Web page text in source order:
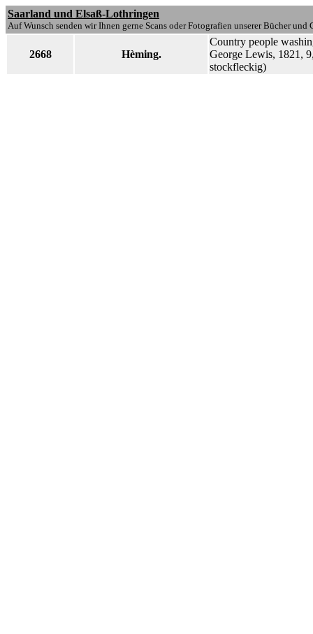
Saarland und Elsaß-Lothringen
Auf Wunsch senden wir Ihnen gerne Scans oder Fotografien unserer Bücher und
2668 Hèming.
Country people
George Lewis, 1821,
stockfleckig)